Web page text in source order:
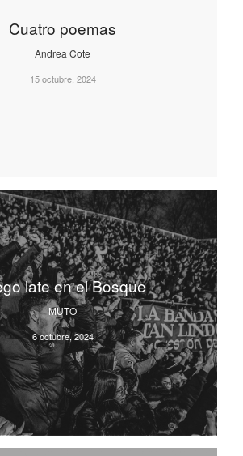
Cuatro poemas
Andrea Cote
15 octubre, 2024
late en el Bosque
MUTO
6 octubre, 2024